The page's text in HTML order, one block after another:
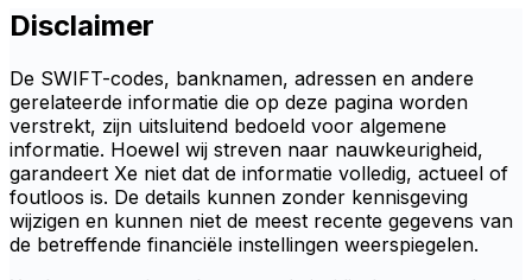
Disclaimer
De SWIFT-codes, banknamen, adressen en andere
gerelateerde informatie die op deze pagina worden
verstrekt, zijn uitsluitend bedoeld voor algemene
informatie. Hoewel wij streven naar nauwkeurigheid,
garandeert Xe niet dat de informatie volledig, actueel of
foutloos is. De details kunnen zonder kennisgeving
wijzigen en kunnen niet de meest recente gegevens van
de betreffende financiële instellingen weerspiegelen.